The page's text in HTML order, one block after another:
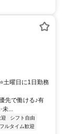
土曜日に1日勤務
先で働ける♪有
未...
シフト自由
フルタイム歓迎